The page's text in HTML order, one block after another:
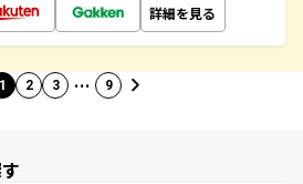
詳細を見る
1 2 3 … 9